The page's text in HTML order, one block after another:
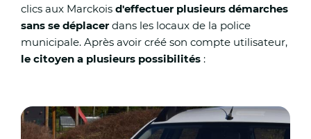
clics aux Marckois d'effectuer plusieurs démarches
sans se déplacer dans les locaux de la police
municipale. Après avoir créé son compte utilisateur,
le citoyen a plusieurs possibilités :